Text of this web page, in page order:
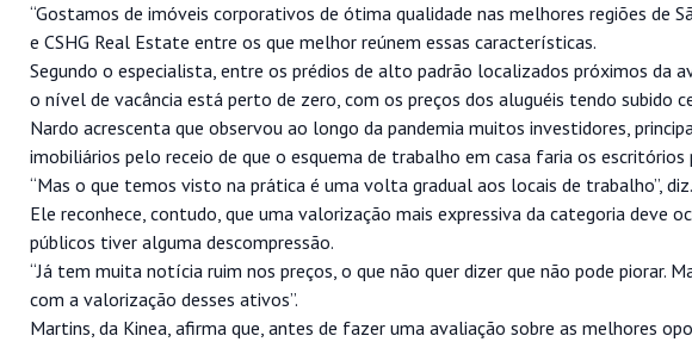
“Gostamos de imóveis corporativos de ótima qualidade nas melhores regiões de
e CSHG Real Estate entre os que melhor reúnem essas características.
Segundo o especialista, entre os prédios de alto padrão localizados próximos da
o nível de vacância está perto de zero, com os preços dos aluguéis tendo subido
Nardo acrescenta que observou ao longo da pandemia muitos investidores,
imobiliários pelo receio de que o esquema de trabalho em casa faria os escritórios
“Mas o que temos visto na prática é uma volta gradual aos locais de trabalho”, diz.
Ele reconhece, contudo, que uma valorização mais expressiva da categoria
públicos tiver alguma descompressão.
“Já tem muita notícia ruim nos preços, o que não quer dizer que não pode piorar.
com a valorização desses ativos”.
Martins, da Kinea, afirma que, antes de fazer uma avaliação sobre as melhores